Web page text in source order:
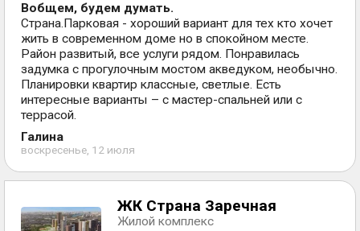
Вобщем, будем думать.
Страна.Парковая - хороший вариант для тех кто хочет
жить в современном доме но в спокойном месте.
Район развитый, все услуги рядом. Понравилась
задумка с прогулочным мостом акведуком, необычно.
Планировки квартир классные, светлые. Есть
интересные варианты – с мастер-спальней или с
террасой.
Галина
воскресенье, 12 июля
ЖК Страна Заречная
Жилой комплекс